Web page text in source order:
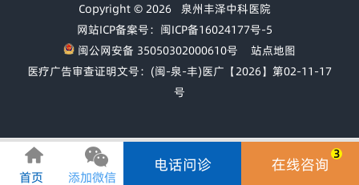
首页 添加微信
在线咨询
3
电话问诊
Copyright © 2026 泉州丰泽中科医院
网站ICP备案号：闽ICP备16024177号-5
闽公网安备 35050302000610号
站点地图
医疗广告审查证明文号：(闽-泉-丰)医广【2026】第02-11-17
号